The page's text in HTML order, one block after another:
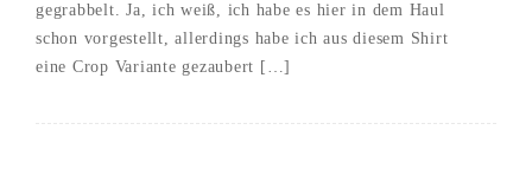
gegrabbelt. Ja, ich weiß, ich habe es hier in dem Haul
schon vorgestellt, allerdings habe ich aus diesem Shirt
eine Crop Variante gezaubert […]